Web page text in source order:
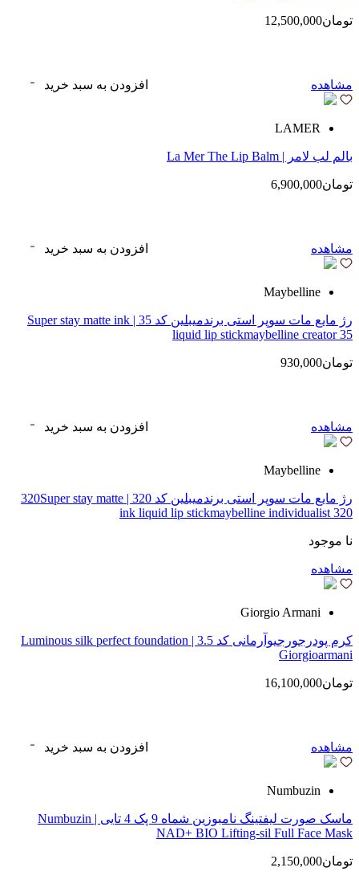
تومان12,500,000
مشاهده افزودن به سبد خرید
LAMER
بالم لب لامر | La Mer The Lip Balm
تومان6,900,000
مشاهده افزودن به سبد خرید
Maybelline
رژ مایع مات سوپر استی‌ برندمیبلین کد 35 | Super stay matte ink
liquid lip stickmaybelline creator 35
تومان930,000
مشاهده افزودن به سبد خرید
Maybelline
رژ مایع مات سوپر استی‌ برندمیبلین کد 320 | 320Super stay matte
ink liquid lip stickmaybelline individualist 320
نا موجود
مشاهده
Giorgio Armani
کرم پودرجورجیوآرمانی کد 3.5 | Luminous silk perfect foundation
Giorgioarmani
تومان16,100,000
مشاهده افزودن به سبد خرید
Numbuzin
ماسک صورت لیفتینگ نامبوزین شماه 9 پک 4 تایی | Numbuzin
NAD+ BIO Lifting-sil Full Face Mask
تومان2,150,000